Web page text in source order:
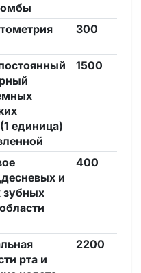
300
единица)
1500
и
зубных
400
рта и
2200